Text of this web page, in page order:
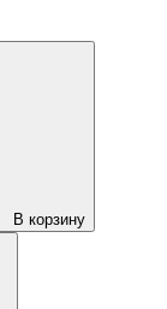
В корзину